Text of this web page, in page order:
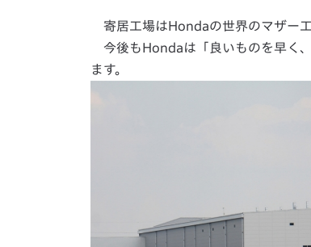
寄居工場はHondaの世界のマザー工
今後もHondaは「良いものを早く
ます。